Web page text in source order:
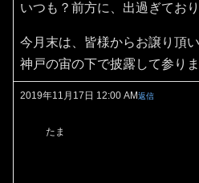
いつも？前方に、出過ぎてお
今月末は、皆様からお譲り頂
神戸の宙の下で披露して参り
2019年11月17日 12:00 AM返信
たま